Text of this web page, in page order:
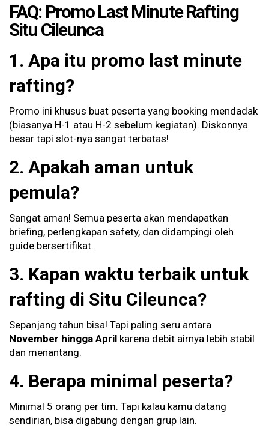
FAQ: Promo Last Minute Rafting
Situ Cileunca
1. Apa itu promo last minute
rafting?
Promo ini khusus buat peserta yang booking mendadak
(biasanya H-1 atau H-2 sebelum kegiatan). Diskonnya
besar tapi slot-nya sangat terbatas!
2. Apakah aman untuk
pemula?
Sangat aman! Semua peserta akan mendapatkan
briefing, perlengkapan safety, dan didampingi oleh
guide bersertifikat.
3. Kapan waktu terbaik untuk
rafting di Situ Cileunca?
Sepanjang tahun bisa! Tapi paling seru antara
November hingga April karena debit airnya lebih stabil
dan menantang.
4. Berapa minimal peserta?
Minimal 5 orang per tim. Tapi kalau kamu datang
sendirian, bisa digabung dengan grup lain.